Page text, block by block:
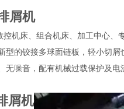
屑机
控机床、组合机床、加工中心、
型的铰接多球面链板，轻小切
无噪音，配有机械过载保护及
屑机